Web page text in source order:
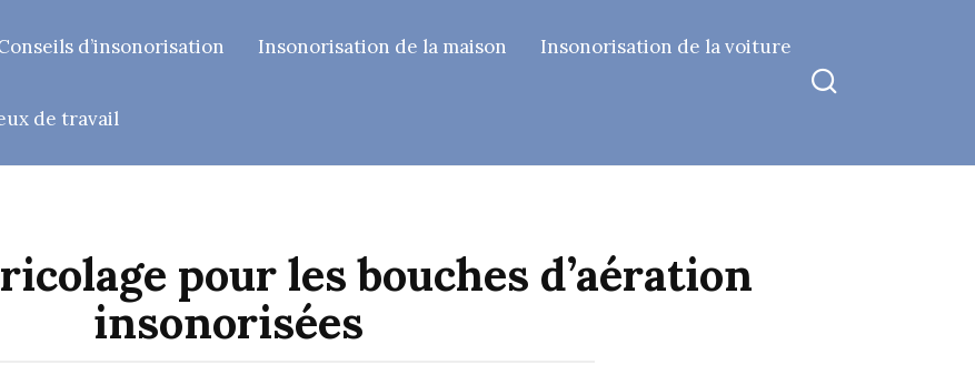
d’insonorisation Insonorisation de la maison Insonorisation de la voiture
de travail
pour les bouches d’aération
insonorisées